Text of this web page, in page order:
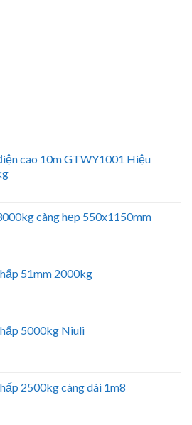
cao 10m GTWY1001 Hiệu
càng hẹp 550x1150mm
51mm 2000kg
5000kg Niuli
2500kg càng dài 1m8